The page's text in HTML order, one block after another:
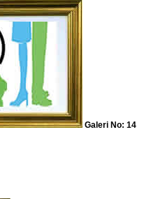
Galeri No: 14